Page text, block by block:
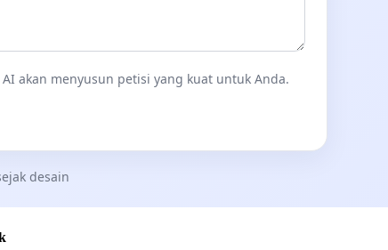
akan menyusun petisi yang kuat untuk Anda.
desain